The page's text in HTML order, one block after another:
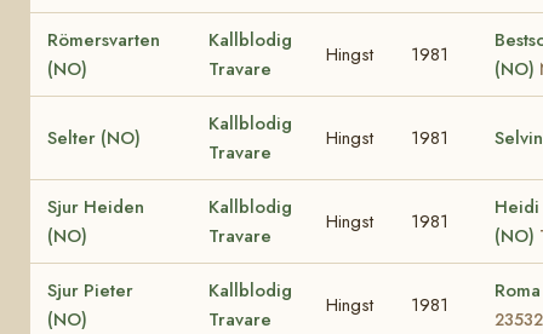
Römersvarten
(NO)
Kallblodig
Travare
Hingst 1981
(NO)
Selter (NO)
Kallblodig
Travare
Hingst 1981
Sjur Heiden
(NO)
Kallblodig
Travare
Hingst 1981
Heidi
(NO)
Sjur Pieter
(NO)
Kallblodig
Travare
Hingst 1981
23532